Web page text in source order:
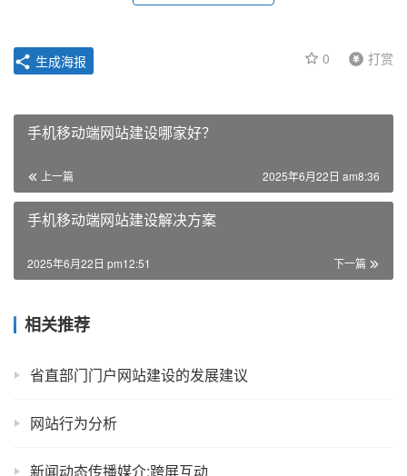
0 打赏
生成海报
手机移动端网站建设哪家好？
上一篇 2025年6月22日 am8:36
手机移动端网站建设解决方案
下一篇
2025年6月22日 pm12:51
相关推荐
省直部门门户网站建设的发展建议
网站行为分析
新闻动态传播媒介:跨屏互动